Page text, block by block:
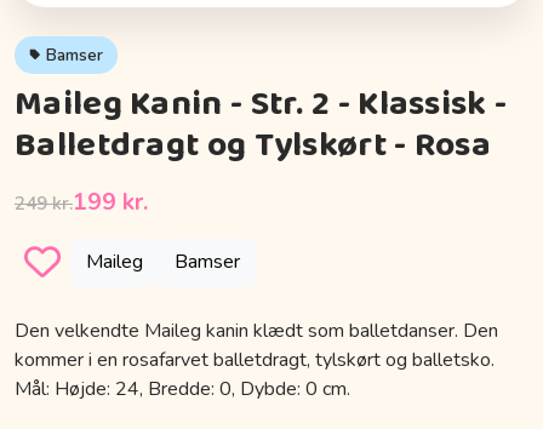
Bamser
Maileg Kanin - Str. 2 - Klassisk -
Balletdragt og Tylskørt - Rosa
249 kr.199 kr.
Maileg Bamser
Den velkendte Maileg kanin klædt som balletdanser. Den
kommer i en rosafarvet balletdragt, tylskørt og balletsko.
Mål: Højde: 24, Bredde: 0, Dybde: 0 cm.